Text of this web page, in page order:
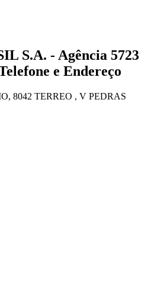
S.A. - Agência 5723
e Endereço
8042 TERREO , V PEDRAS